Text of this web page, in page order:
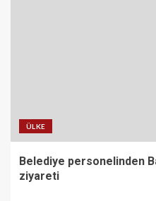
ÜLKE
Belediye personelinden
ziyareti